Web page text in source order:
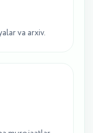
va arxiv.